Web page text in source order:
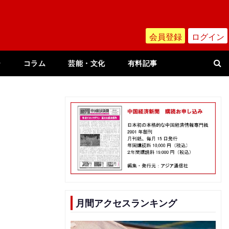
会員登録 ログイン
コラム 芸能・文化 有料記事
月間アクセスランキング